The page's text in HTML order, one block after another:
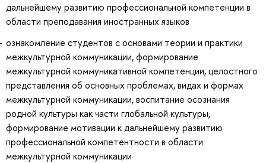
дальнейшему развитию профессиональной компетенции в
области преподавания иностранных языков
ознакомление студентов с основами теории и практики
межкультурной коммуникации, формирование
межкультурной коммуникативной компетенции, целостного
представления об основных проблемах, видах и формах
межкультурной коммуникации, воспитание осознания
родной культуры как части глобальной культуры,
формирование мотивации к дальнейшему развитию
профессиональной компетентности в области
межкультурной коммуникации